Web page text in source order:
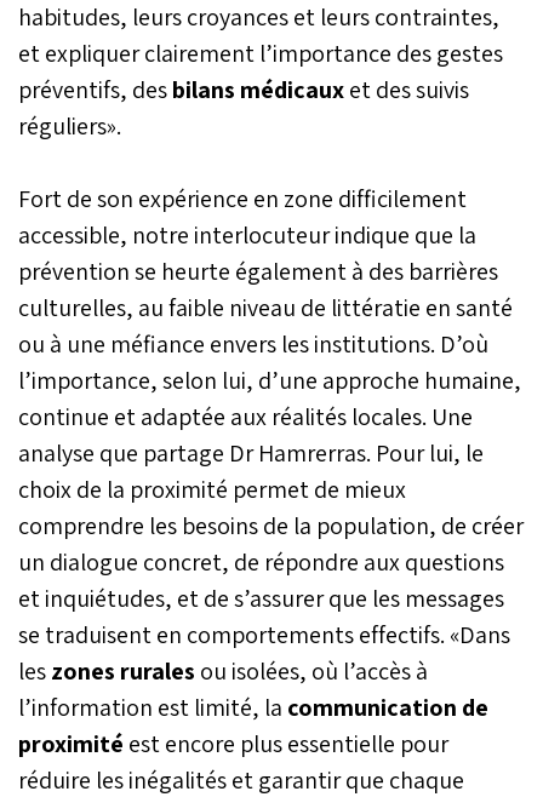
habitudes, leurs croyances et leurs contraintes,
et expliquer clairement l’importance des gestes
préventifs, desbilans médicauxet des suivis
réguliers».
Fort de son expérience en zone difficilement
accessible, notre interlocuteur indique que la
prévention se heurte également à des barrières
culturelles, au faible niveau de littératie en santé
ou à une méfiance envers les institutions. D’où
l’importance, selon lui, d’une approche humaine,
continue et adaptée aux réalités locales. Une
analyse que partage Dr Hamrerras. Pour lui, le
choix de la proximité permet de mieux
comprendre les besoins de la population, de créer
un dialogue concret, de répondre aux questions
et inquiétudes, et de s’assurer que les messages
se traduisent en comportements effectifs. «Dans
leszones rurales ou isolées, où l’accès à
l’information est limité, la communication de
proximité est encore plus essentielle pour
réduire les inégalités et garantir que chaque